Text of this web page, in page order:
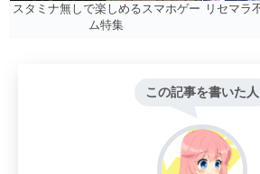
スタミナ無しで楽しめるスマホゲー
ム特集
リセマラ
この記事を書いた人